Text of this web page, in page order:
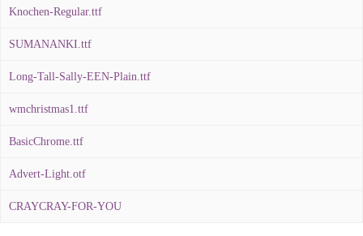
Knochen-Regular.ttf
SUMANANKI.ttf
Long-Tall-Sally-EEN-Plain.ttf
wmchristmas1.ttf
BasicChrome.ttf
Advert-Light.otf
CRAYCRAY-FOR-YOU